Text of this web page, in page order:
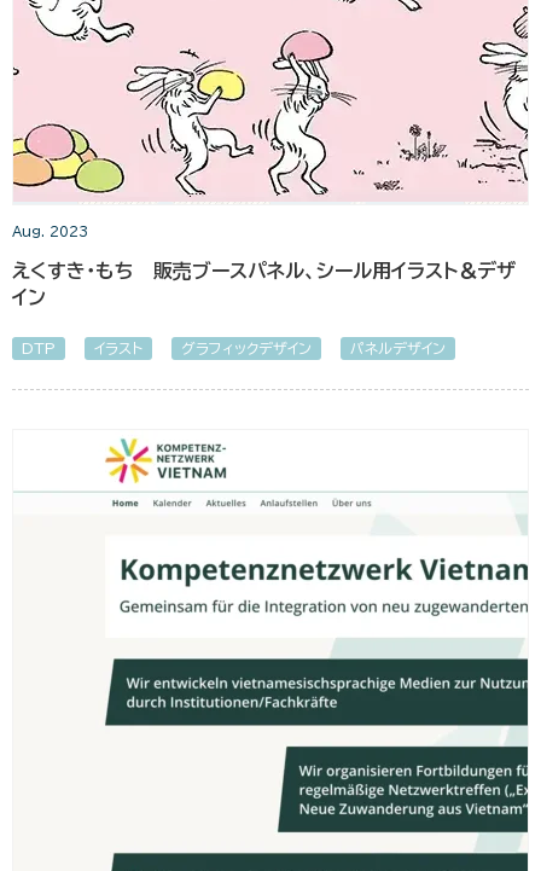
Aug. 2023
えくすき・もち 販売ブースパネル、シール用イラスト＆デザ
イン
DTP イラスト グラフィックデザイン パネルデザイン